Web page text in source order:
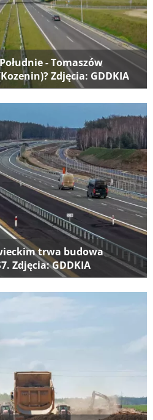
- Tomaszów
Zdjęcia: GDDKIA
trwa budowa
Zdjęcia: GDDKIA